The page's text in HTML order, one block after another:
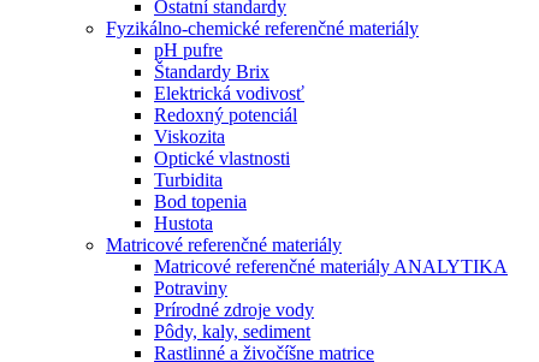
Ostatní standardy
Fyzikálno-chemické referenčné materiály
pH pufre
Štandardy Brix
Elektrická vodivosť
Redoxný potenciál
Viskozita
Optické vlastnosti
Turbidita
Bod topenia
Hustota
Matricové referenčné materiály
Matricové referenčné materiály ANALYTIKA
Potraviny
Prírodné zdroje vody
Pôdy, kaly, sediment
Rastlinné a živočíšne matrice